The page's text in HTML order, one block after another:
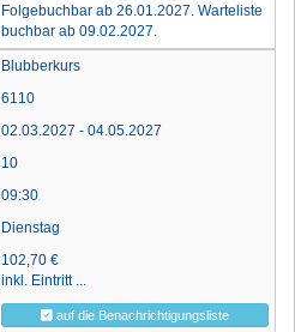
Folgebuchbar ab 26.01.2027. Warteliste
buchbar ab 09.02.2027.
Blubberkurs
6110
02.03.2027 - 04.05.2027
10
09:30
Dienstag
102,70 €
inkl. Eintritt ...
auf die Benachrichtigungsliste